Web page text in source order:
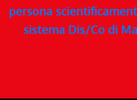
persona
sistema Dis/Co di